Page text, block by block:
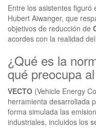
Entre los asistentes figuró
Hubert Aiwanger, que
objetivos de reducción de
acordes con la realidad
¿Qué es la
qué preocupa
VECTO (Vehicle Energy
herramienta desarrollada
forma simulada las
industriales, incluidos los